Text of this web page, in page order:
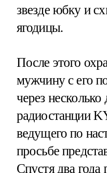
звезде юбку и
ягодицы.
После этого
мужчину с его
через
радиостанции
ведущего по
просьбе
Спустя два года